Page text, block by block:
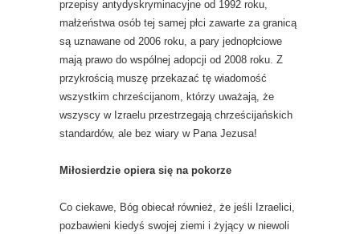
przepisy antydyskryminacyjne od 1992 roku,
małżeństwa osób tej samej płci zawarte za granicą
są uznawane od 2006 roku, a pary jednopłciowe
mają prawo do wspólnej adopcji od 2008 roku. Z
przykrością muszę przekazać tę wiadomość
wszystkim chrześcijanom, którzy uważają, że
wszyscy w Izraelu przestrzegają chrześcijańskich
standardów, ale bez wiary w Pana Jezusa!
Miłosierdzie opiera się na pokorze
Co ciekawe, Bóg obiecał również, że jeśli Izraelici,
pozbawieni kiedyś swojej ziemi i żyjący w niewoli